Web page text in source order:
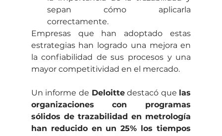
sepan cómo aplicarla
correctamente.
Empresas que han adoptado estas
estrategias han logrado una mejora en
la confiabilidad de sus procesos y una
mayor competitividad en el mercado.
Un informe de Deloitte destacó que las
organizaciones con programas
sólidos de trazabilidad en metrología
han reducido en un 25% los tiempos